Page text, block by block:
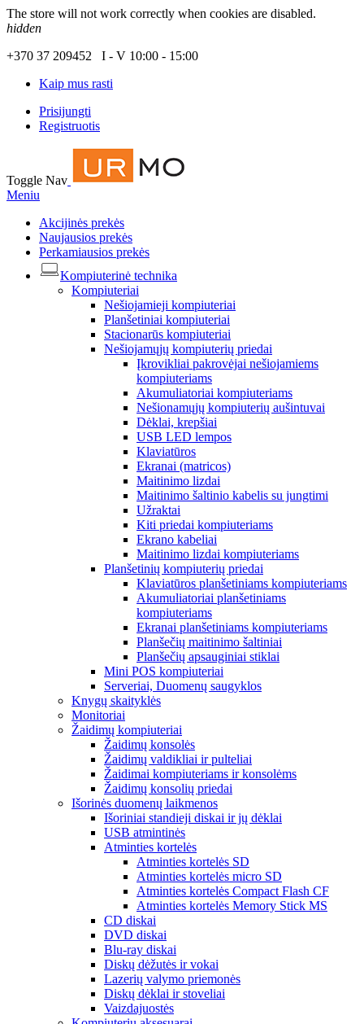
The store will not work correctly when cookies are disabled.
hidden
+370 37 209452 I - V 10:00 - 15:00
Kaip mus rasti
Prisijungti
Registruotis
Toggle Nav
Meniu
Akcijinės prekės
Naujausios prekės
Perkamiausios prekės
Kompiuterinė technika
Kompiuteriai
Nešiojamieji kompiuteriai
Planšetiniai kompiuteriai
Stacionarūs kompiuteriai
Nešiojamųjų kompiuterių priedai
Įkrovikliai pakrovėjai nešiojamiems
kompiuteriams
Akumuliatoriai kompiuteriams
Nešionamųjų kompiuterių aušintuvai
Dėklai, krepšiai
USB LED lempos
Klaviatūros
Ekranai (matricos)
Maitinimo lizdai
Maitinimo šaltinio kabelis su jungtimi
Užraktai
Kiti priedai kompiuteriams
Ekrano kabeliai
Maitinimo lizdai kompiuteriams
Planšetinių kompiuterių priedai
Klaviatūros planšetiniams kompiuteriams
Akumuliatoriai planšetiniams
kompiuteriams
Ekranai planšetiniams kompiuteriams
Planšečių maitinimo šaltiniai
Planšečių apsauginiai stiklai
Mini POS kompiuteriai
Serveriai, Duomenų saugyklos
Knygų skaityklės
Monitoriai
Žaidimų kompiuteriai
Žaidimų konsolės
Žaidimų valdikliai ir pulteliai
Žaidimai kompiuteriams ir konsolėms
Žaidimų konsolių priedai
Išorinės duomenų laikmenos
Išoriniai standieji diskai ir jų dėklai
USB atmintinės
Atminties kortelės
Atminties kortelės SD
Atminties kortelės micro SD
Atminties kortelės Compact Flash CF
Atminties kortelės Memory Stick MS
CD diskai
DVD diskai
Blu-ray diskai
Diskų dėžutės ir vokai
Lazerių valymo priemonės
Diskų dėklai ir stoveliai
Vaizdajuostės